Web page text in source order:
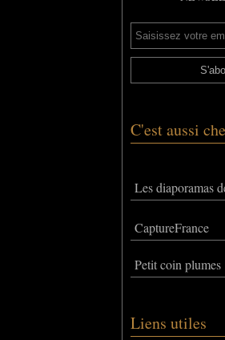
C'est aussi
Les diaporamas
CaptureFrance
Petit coin plumes
Liens utiles